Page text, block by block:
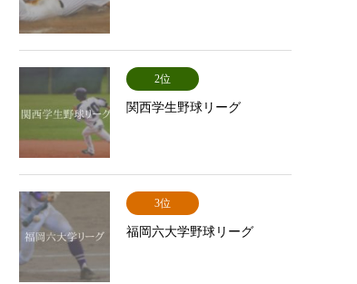
2位
関西学生野球リーグ
3位
福岡六大学野球リーグ